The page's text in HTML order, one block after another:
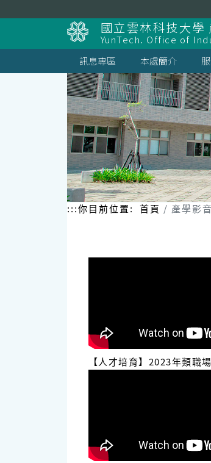
到
國立雲林科技大學
YunTech. Office of
訊息專區
本處簡介
:::你目前位置: 首頁 產學影
【人才培育】2023年類職